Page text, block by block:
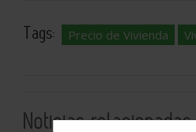
Tags: Precio de Vivienda
Noticias relacionadas